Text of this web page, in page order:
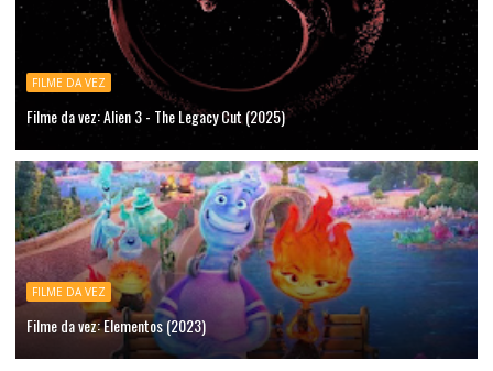
FILME DA VEZ
Filme da vez: Alien 3 - The Legacy Cut (2025)
FILME DA VEZ
Filme da vez: Elementos (2023)